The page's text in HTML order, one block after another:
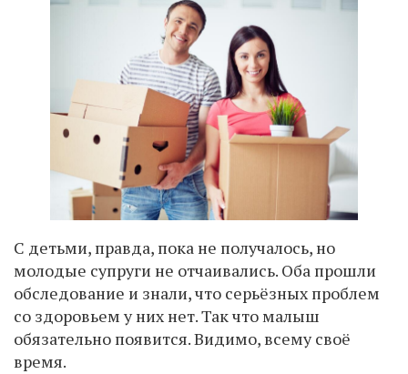
С детьми, правда, пока не получалось, но
молодые супруги не отчаивались. Оба прошли
обследование и знали, что серьёзных проблем
со здоровьем у них нет. Так что малыш
обязательно появится. Видимо, всему своё
время.